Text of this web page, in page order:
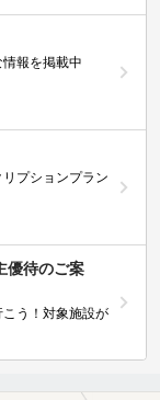
報を掲載中
プションプラン
優待のご案
う！対象施設が